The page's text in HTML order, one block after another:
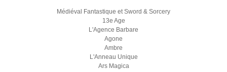
Médiéval Fantastique et Sword & Sorcery
13e Age
L'Agence Barbare
Agone
Ambre
L'Anneau Unique
Ars Magica